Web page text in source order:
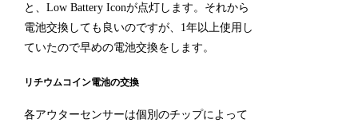
と、Low Battery Iconが点灯します。それから
電池交換しても良いのですが、1年以上使用し
ていたので早めの電池交換をします。
リチウムコイン電池の交換
各アウターセンサーは個別のチップによって